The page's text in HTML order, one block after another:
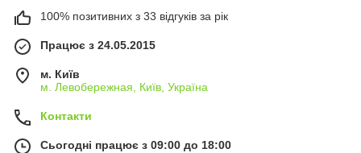
100% позитивних з 33 відгуків за рік
Працює з 24.05.2015
м. Київ
м. Левобережная, Київ, Україна
Контакти
Сьогодні працює з 09:00 до 18:00